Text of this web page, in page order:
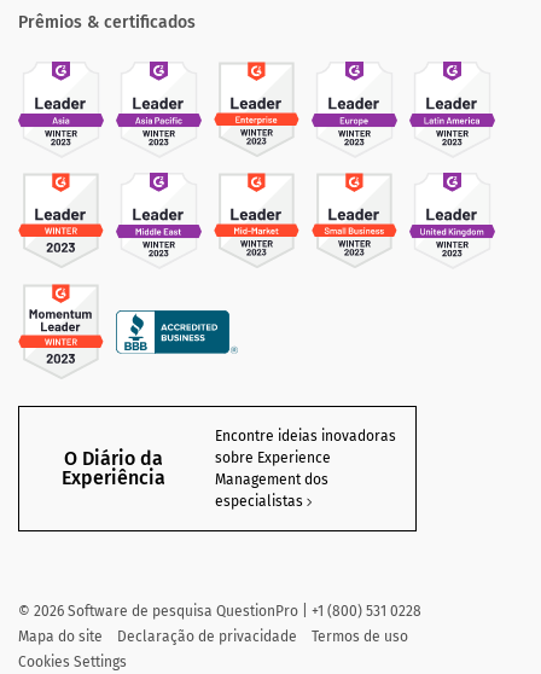
Prêmios & certificados
O Diário da
Experiência
Encontre ideias inovadoras
sobre Experience
Management dos
especialistas
© 2026 Software de pesquisa QuestionPro | +1 (800) 531 0228
Mapa do site
Declaração de privacidade
Termos de uso
Cookies Settings